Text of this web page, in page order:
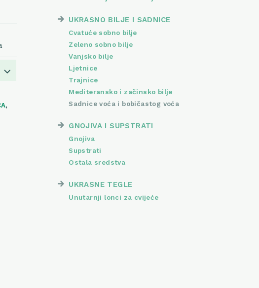
,
UKRASNO BILJE I SADNICE
Cvatuće sobno bilje
Zeleno sobno bilje
Vanjsko bilje
Ljetnice
Trajnice
Mediteransko i začinsko bilje
Sadnice voća i bobičastog voća
GNOJIVA I SUPSTRATI
Gnojiva
Supstrati
Ostala sredstva
UKRASNE TEGLE
Unutarnji lonci za cvijeće